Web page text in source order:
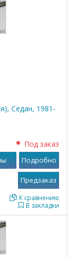
Седан, 1981-
Под заказ
В закладки
К сравнению
Подробно